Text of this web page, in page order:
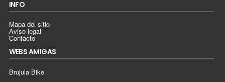
INFO
Mapa del sitio
Aviso legal
Contacto
WEBS AMIGAS
Brujula Bike